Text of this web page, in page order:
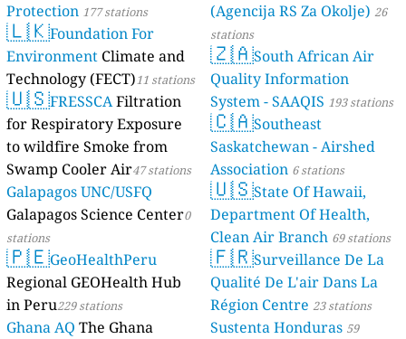
Protection 177 stations
🇱🇰Foundation For
Environment Climate and
Technology (FECT)11 stations
🇺🇸FRESSCAFiltration
for Respiratory Exposure
to wildfire Smoke from
Swamp Cooler Air47 stations
Galapagos UNC/USFQ
Galapagos Science Center0
stations
🇵🇪GeoHealthPeru
Regional GEOHealth Hub
in Peru229 stations
Ghana AQ The Ghana
(Agencija RS Za Okolje) 26
stations
🇿🇦South African Air
Quality Information
System - SAAQIS 193 stations
🇨🇦Southeast
Saskatchewan - Airshed
Association 6 stations
🇺🇸State Of Hawaii,
Department Of Health,
Clean Air Branch 69 stations
🇫🇷Surveillance De La
Qualité De L'air Dans La
Région Centre 23 stations
Sustenta Honduras 59